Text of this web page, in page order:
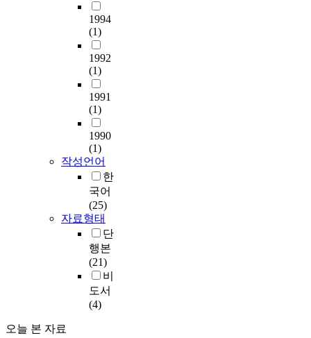
1994
(1)
1992
(1)
1991
(1)
1990
(1)
작성언어
한
국어
(25)
자료형태
단
행본
(21)
비
도서
(4)
오늘 본 자료